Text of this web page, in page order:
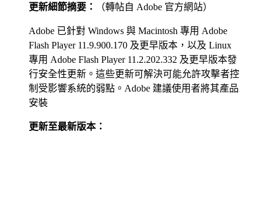
更新細節摘要： （轉帖自 Adobe 官方網站）
Adobe 已針對 Windows 與 Macintosh 專用 Adobe
Flash Player 11.9.900.170 及更早版本，以及 Linux
專用 Adobe Flash Player 11.2.202.332 及更早版本發
行安全性更新。這些更新可解決可能允許攻擊者控
制受影響系統的弱點。Adobe 建議使用者將其產品
安裝
更新至最新版本：